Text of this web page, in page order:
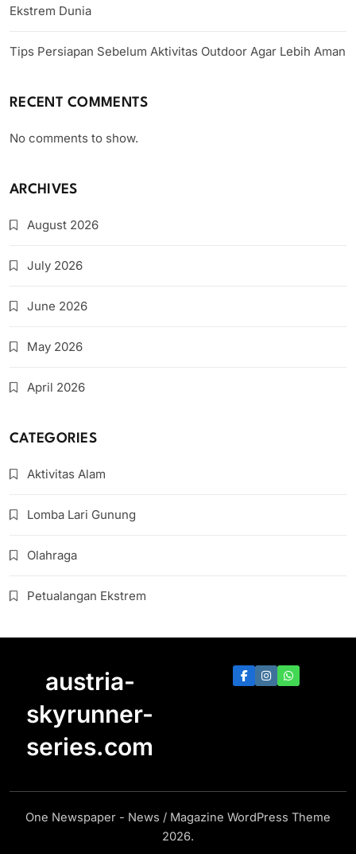
Ekstrem Dunia
Tips Persiapan Sebelum Aktivitas Outdoor Agar Lebih Aman
RECENT COMMENTS
No comments to show.
ARCHIVES
August 2026
July 2026
June 2026
May 2026
April 2026
CATEGORIES
Aktivitas Alam
Lomba Lari Gunung
Olahraga
Petualangan Ekstrem
austria-
skyrunner-
series.com
One Newspaper - News / Magazine WordPress Theme
2026.